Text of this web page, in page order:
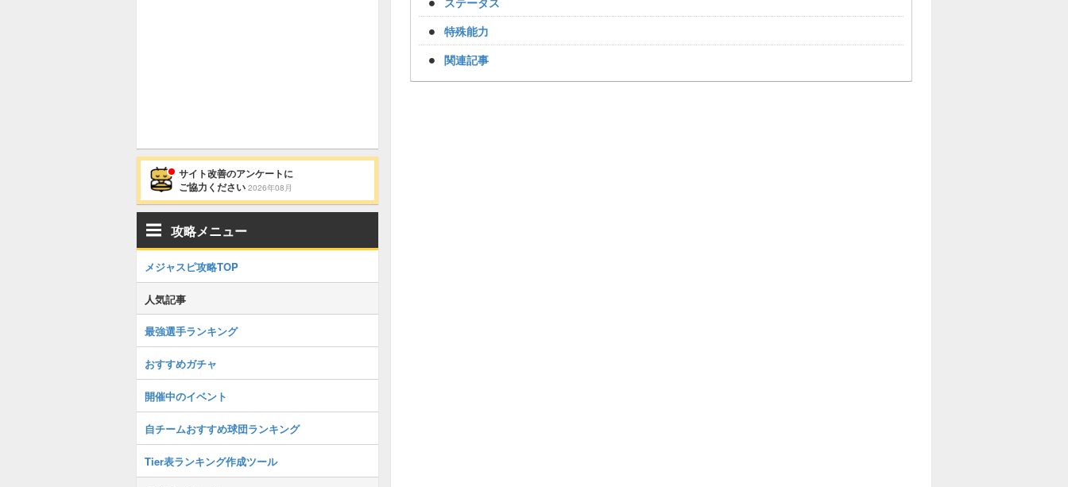
特殊能力
関連記事
サイト改善のアンケートに
ご協力ください 2026年08月
攻略メニュー
メジャスピ攻略TOP
人気記事
最強選手ランキング
おすすめガチャ
開催中のイベント
自チームおすすめ球団ランキング
Tier表ランキング作成ツール